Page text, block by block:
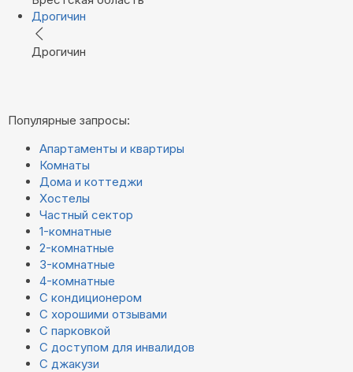
Дрогичин
Дрогичин
Популярные запросы:
Апартаменты и квартиры
Комнаты
Дома и коттеджи
Хостелы
Частный сектор
1-комнатные
2-комнатные
3-комнатные
4-комнатные
С кондиционером
С хорошими отзывами
С парковкой
С доступом для инвалидов
С джакузи